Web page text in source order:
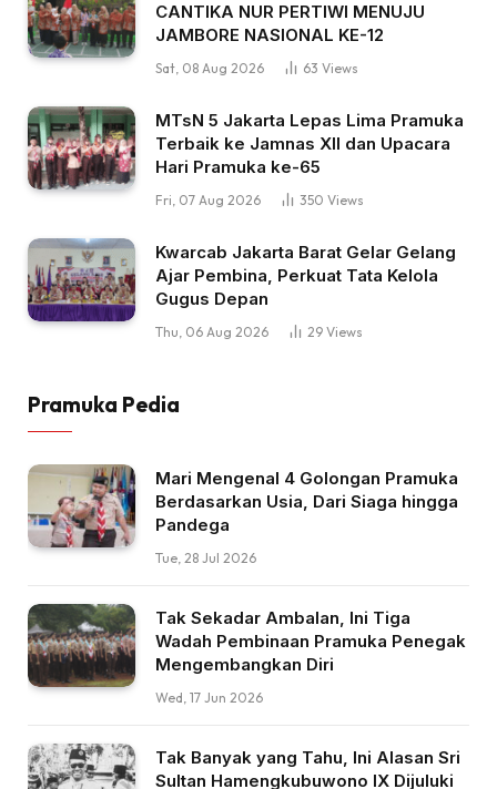
CANTIKA NUR PERTIWI MENUJU
JAMBORE NASIONAL KE-12
Sat, 08 Aug 2026 63 Views
MTsN 5 Jakarta Lepas Lima Pramuka
Terbaik ke Jamnas XII dan Upacara
Hari Pramuka ke-65
Fri, 07 Aug 2026 350 Views
Kwarcab Jakarta Barat Gelar Gelang
Ajar Pembina, Perkuat Tata Kelola
Gugus Depan
Thu, 06 Aug 2026 29 Views
Pramuka Pedia
Mari Mengenal 4 Golongan Pramuka
Berdasarkan Usia, Dari Siaga hingga
Pandega
Tue, 28 Jul 2026
Tak Sekadar Ambalan, Ini Tiga
Wadah Pembinaan Pramuka Penegak
Mengembangkan Diri
Wed, 17 Jun 2026
Tak Banyak yang Tahu, Ini Alasan Sri
Sultan Hamengkubuwono IX Dijuluki